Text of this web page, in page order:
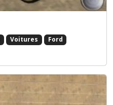
Voitures
Ford